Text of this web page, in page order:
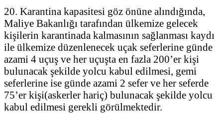
20. Karantina kapasitesi göz önüne alındığında,
Maliye Bakanlığı tarafından ülkemize gelecek
kişilerin karantinada kalmasının sağlanması kaydı
ile ülkemize düzenlenecek uçak seferlerine günde
azami 4 uçuş ve her uçuşta en fazla 200’er kişi
bulunacak şekilde yolcu kabul edilmesi, gemi
seferlerine ise günde azami 2 sefer ve her seferde
75’er kişi(askerler hariç) bulunacak şekilde yolcu
kabul edilmesi gerekli görülmektedir.